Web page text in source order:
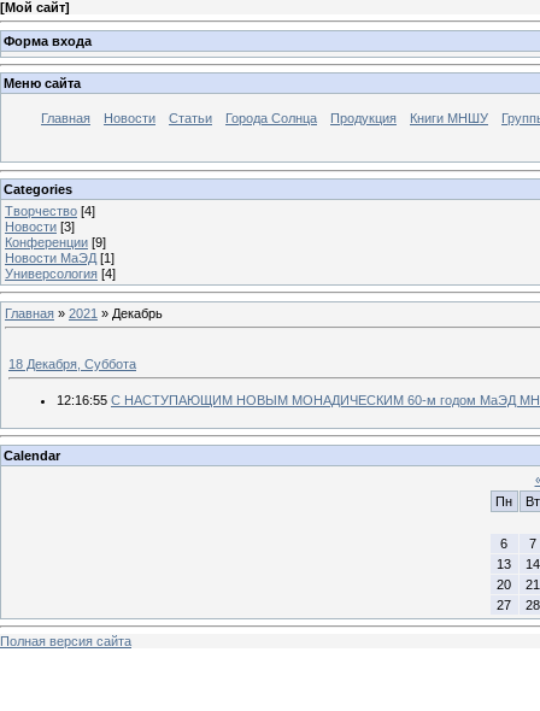
[Мой сайт]
Форма входа
Меню сайта
Главная Новости Статьи Города Солнца Продукция Книги МНШУ
Categories
Творчество [4]
Новости [3]
Конференции [9]
Новости МаЭД [1]
Универсология [4]
Главная » 2021 » Декабрь
18 Декабря, Суббота
12:16:55 С НАСТУПАЮЩИМ НОВЫМ МОНАДИЧЕСКИМ 60-м годом МаЭД
Calendar
Пн
Вт
6
7
13
14
20
21
27
28
Полная версия сайта